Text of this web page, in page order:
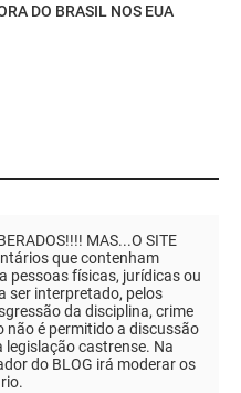
DO BRASIL NOS EUA
MAS...O SITE
que contenham
pessoas físicas, jurídicas ou
ser interpretado, pelos
da disciplina, crime
não é permitido a discussão
castrense. Na
do BLOG irá moderar os